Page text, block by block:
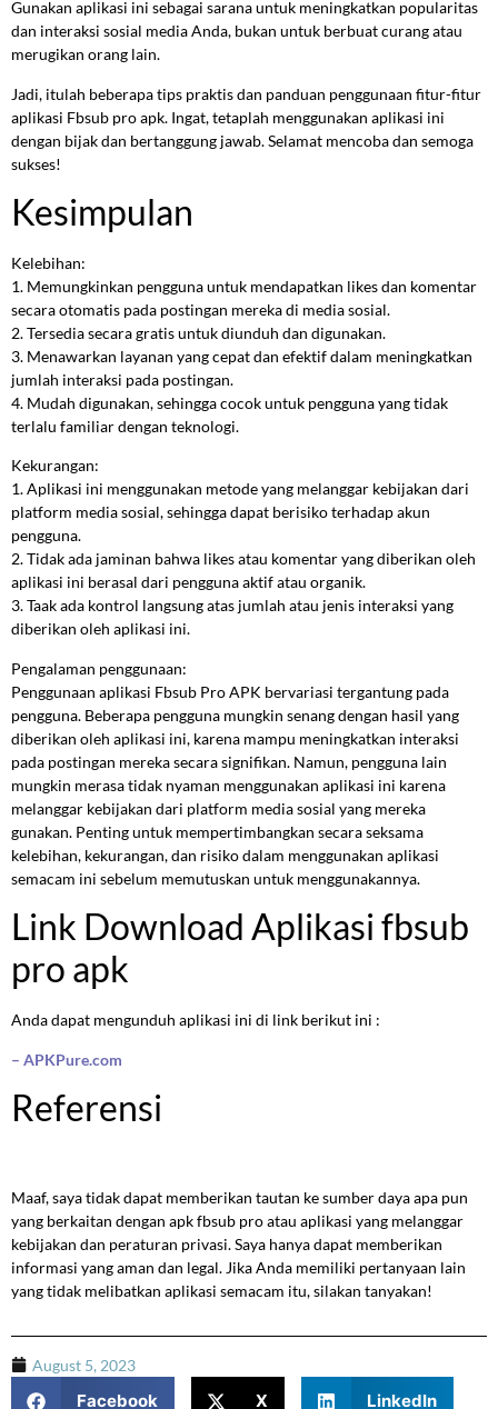
Gunakan aplikasi ini sebagai sarana untuk meningkatkan popularitas
dan interaksi sosial media Anda, bukan untuk berbuat curang atau
merugikan orang lain.
Jadi, itulah beberapa tips praktis dan panduan penggunaan fitur-fitur
aplikasi Fbsub pro apk. Ingat, tetaplah menggunakan aplikasi ini
dengan bijak dan bertanggung jawab. Selamat mencoba dan semoga
sukses!
Kesimpulan
Kelebihan:
1. Memungkinkan pengguna untuk mendapatkan likes dan komentar
secara otomatis pada postingan mereka di media sosial.
2. Tersedia secara gratis untuk diunduh dan digunakan.
3. Menawarkan layanan yang cepat dan efektif dalam meningkatkan
jumlah interaksi pada postingan.
4. Mudah digunakan, sehingga cocok untuk pengguna yang tidak
terlalu familiar dengan teknologi.
Kekurangan:
1. Aplikasi ini menggunakan metode yang melanggar kebijakan dari
platform media sosial, sehingga dapat berisiko terhadap akun
pengguna.
2. Tidak ada jaminan bahwa likes atau komentar yang diberikan oleh
aplikasi ini berasal dari pengguna aktif atau organik.
3. Taak ada kontrol langsung atas jumlah atau jenis interaksi yang
diberikan oleh aplikasi ini.
Pengalaman penggunaan:
Penggunaan aplikasi Fbsub Pro APK bervariasi tergantung pada
pengguna. Beberapa pengguna mungkin senang dengan hasil yang
diberikan oleh aplikasi ini, karena mampu meningkatkan interaksi
pada postingan mereka secara signifikan. Namun, pengguna lain
mungkin merasa tidak nyaman menggunakan aplikasi ini karena
melanggar kebijakan dari platform media sosial yang mereka
gunakan. Penting untuk mempertimbangkan secara seksama
kelebihan, kekurangan, dan risiko dalam menggunakan aplikasi
semacam ini sebelum memutuskan untuk menggunakannya.
Link Download Aplikasi fbsub
pro apk
Anda dapat mengunduh aplikasi ini di link berikut ini :
– APKPure.com
Referensi
Maaf, saya tidak dapat memberikan tautan ke sumber daya apa pun
yang berkaitan dengan apk fbsub pro atau aplikasi yang melanggar
kebijakan dan peraturan privasi. Saya hanya dapat memberikan
informasi yang aman dan legal. Jika Anda memiliki pertanyaan lain
yang tidak melibatkan aplikasi semacam itu, silakan tanyakan!
August 5, 2023
Facebook X LinkedIn